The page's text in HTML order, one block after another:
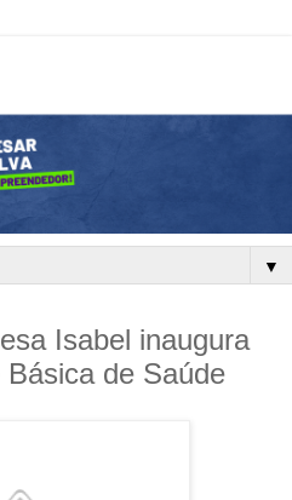
▼
Isabel inaugura
de Saúde